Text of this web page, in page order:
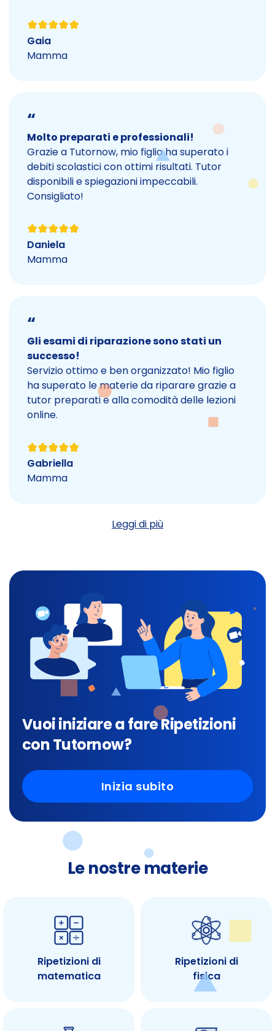
Gaia
Mamma
“
Molto preparati e professionali!
Grazie a Tutornow, mio figlio ha superato i
debiti scolastici con ottimi risultati. Tutor
disponibili e spiegazioni impeccabili.
Consigliato!
Daniela
Mamma
“
Gli esami di riparazione sono stati un
successo!
Servizio ottimo e ben organizzato! Mio figlio
ha superato le materie da riparare grazie a
tutor preparati e alla comodità delle lezioni
online.
Gabriella
Mamma
Leggi di più
Vuoi iniziare a fare Ripetizioni
con Tutornow?
Inizia subito
Le nostre materie
Ripetizioni di
matematica
Ripetizioni di
fisica